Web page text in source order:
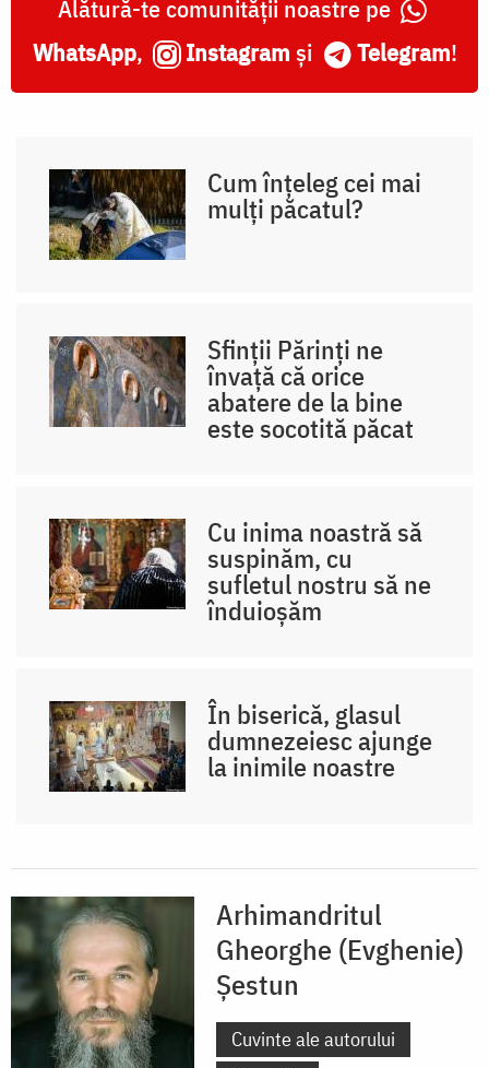
Alătură-te comunității noastre pe
WhatsApp, Instagram și Telegram!
Cum înțeleg cei mai
mulți păcatul?
Sfinții Părinți ne
învață că orice
abatere de la bine
este socotită păcat
Cu inima noastră să
suspinăm, cu
sufletul nostru să ne
înduioșăm
În biserică, glasul
dumnezeiesc ajunge
la inimile noastre
Arhimandritul
Gheorghe (Evghenie)
Șestun
Cuvinte ale autorului